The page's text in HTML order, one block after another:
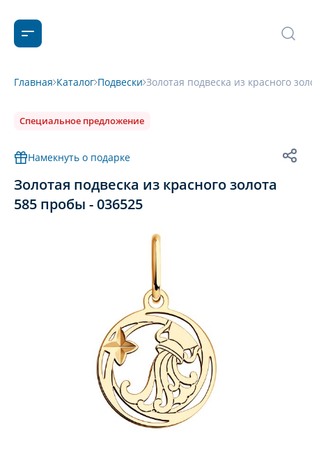
Главная Каталог Подвески Золотая подвеска из красного
Специальное предложение
Намекнуть о подарке
Золотая подвеска из красного золота
585 пробы - 036525